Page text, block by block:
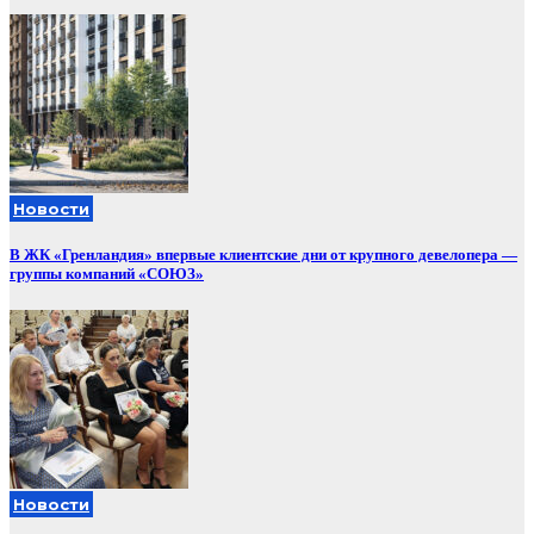
Новости
В ЖК «Гренландия» впервые клиентские дни от крупного девелопера —
группы компаний «СОЮЗ»
Новости